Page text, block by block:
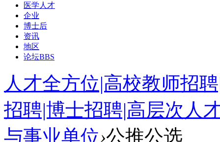
医学人才
企业
博士后
资讯
地区
论坛BBS
人才全方位|高校教师招
招聘|博士招聘|高层次人
与事业单位›公推公选